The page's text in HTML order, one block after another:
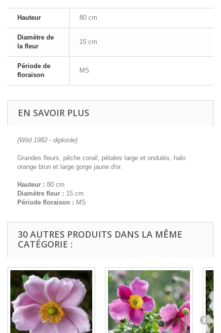
Hauteur 80 cm
Diamètre de
la fleur
15 cm
Période de
floraison
MS
EN SAVOIR PLUS
(Wild 1982 - diploïde)
Grandes fleurs, pêche corail, pétales large et ondulés, halo
orange brun et large gorge jaune d'or.
Hauteur : 80 cm
Diamètre fleur : 15 cm
Période floraison : MS
30 AUTRES PRODUITS DANS LA MÊME
CATÉGORIE :